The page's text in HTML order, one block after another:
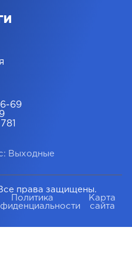
69
Выходные
права защищены.
Политика
Карта
сайта